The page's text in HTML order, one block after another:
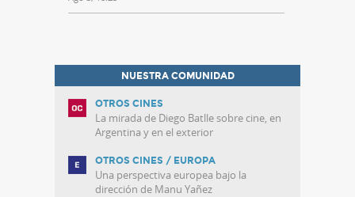
NUESTRA COMUNIDAD
OTROS CINES
La mirada de Diego Batlle sobre cine, en
Argentina y en el exterior
OTROS CINES / EUROPA
Una perspectiva europea bajo la
dirección de Manu Yañez